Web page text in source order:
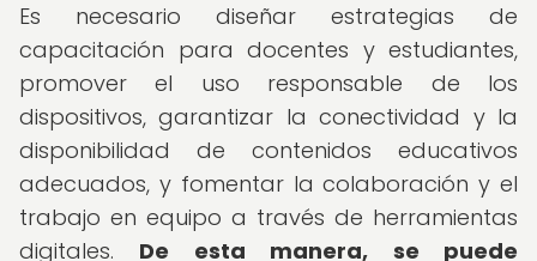
Es necesario diseñar estrategias de
capacitación para docentes y estudiantes,
promover el uso responsable de los
dispositivos, garantizar la conectividad y la
disponibilidad de contenidos educativos
adecuados, y fomentar la colaboración y el
trabajo en equipo a través de herramientas
digitales. De esta manera, se puede